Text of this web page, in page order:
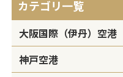
カテゴリ一覧
大阪国際（伊丹）空港
神戸空港